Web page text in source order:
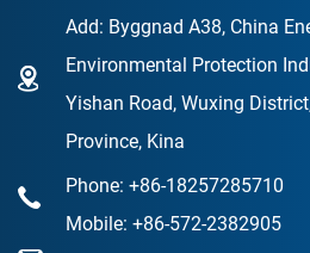
Add: Byggnad A38, China
Environmental Protection
Yishan Road, Wuxing
Province, Kina
Phone: +86-18257285710
Mobile: +86-572-2382905